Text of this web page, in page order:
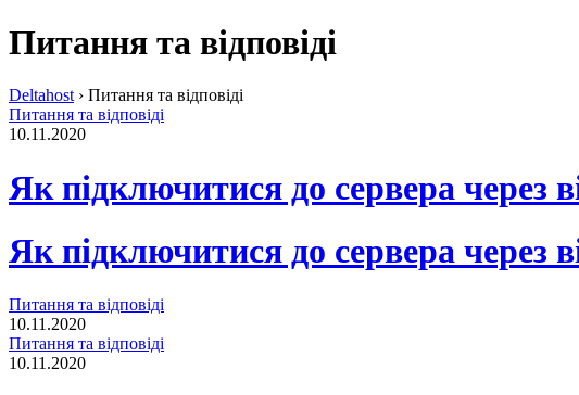
Питання та відповіді
Deltahost› Питання та відповіді
Питання та відповіді
10.11.2020
Як підключитися до сервера через
Як підключитися до сервера через
Питання та відповіді
10.11.2020
Питання та відповіді
10.11.2020